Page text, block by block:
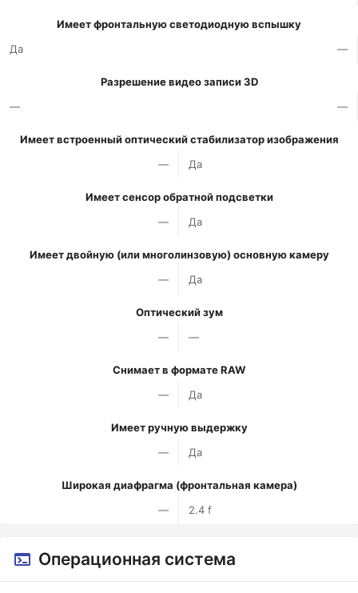
Имеет фронтальную светодиодную вспышку
Да
—
Разрешение видео записи 3D
—
—
Имеет встроенный оптический стабилизатор изображения
—
Да
Имеет сенсор обратной подсветки
—
Да
Имеет двойную (или многолинзовую) основную камеру
—
Да
Оптический зум
—
—
Снимает в формате RAW
—
Да
Имеет ручную выдержку
—
Да
Широкая диафрагма (фронтальная камера)
—
2.4 f
Операционная система